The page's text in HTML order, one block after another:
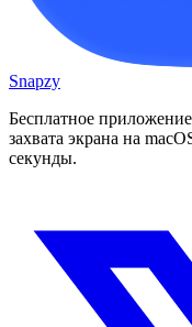
Snapzy
Бесплатное
захвата экрана на
секунды.